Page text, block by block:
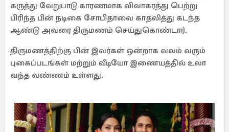
கருத்து வேறுபாடு காரணமாக விவாகரத்து பெற்று
பிரிந்த பின் நடிகை சோபிதாவை காதலித்து கடந்த
ஆண்டு அவரை திருமணம் செய்துகொண்டார்.
திருமணத்திற்கு பின் இவர்கள் ஒன்றாக வலம் வரும்
புகைப்படங்கள் மற்றும் வீடியோ இணையத்தில் உலா
வந்த வண்ணம் உள்ளது.